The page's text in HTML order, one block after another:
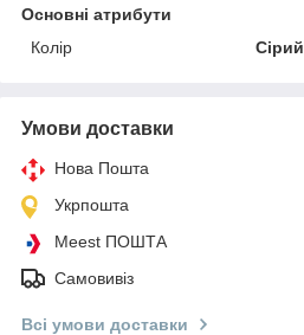
Основні атрибути
Колір
Сірий
Умови доставки
Нова Пошта
Укрпошта
Meest ПОШТА
Самовивіз
Всі умови доставки